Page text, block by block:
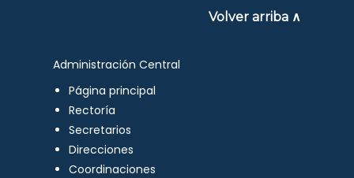
Volver arriba ∧
Administración Central
Página principal
Rectoría
Secretarios
Direcciones
Coordinaciones